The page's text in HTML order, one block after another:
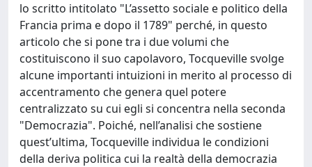
lo scritto intitolato "L’assetto sociale e politico della
Francia prima e dopo il 1789" perché, in questo
articolo che si pone tra i due volumi che
costituiscono il suo capolavoro, Tocqueville svolge
alcune importanti intuizioni in merito al processo di
accentramento che genera quel potere
centralizzato su cui egli si concentra nella seconda
"Democrazia". Poiché, nell’analisi che sostiene
quest’ultima, Tocqueville individua le condizioni
della deriva politica cui la realtà della democrazia